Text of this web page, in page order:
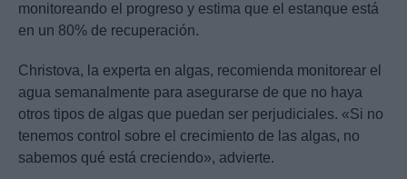
monitoreando el progreso y estima que el estanque está
en un 80% de recuperación.
Christova, la experta en algas, recomienda monitorear el
agua semanalmente para asegurarse de que no haya
otros tipos de algas que puedan ser perjudiciales. «Si no
tenemos control sobre el crecimiento de las algas, no
sabemos qué está creciendo», advierte.